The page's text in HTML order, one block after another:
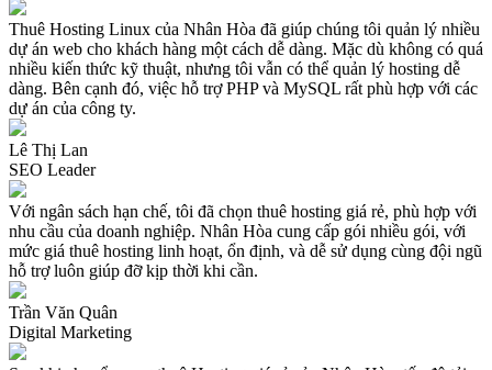
blog hoặc portfolio với giá hosting thấp nhưng vẫn đảm bảo tốc độ
tải nhanh và vận hành ổn định.
Doanh Nghiệp Nhỏ, Cửa Hàng Online:Phù hợp cho các doanh
nghiệp muốn giới thiệu sản phẩm, dịch vụ hoặc bán hàng trực tuyến
mà không cần đầu tư lớn vào cơ sở hạ tầng.
Website Phát Triển Lâu Dài:
nhưng có kế hoạch mở rộng trong tương lai. Hosting giá rẻ Nhân
Hòa hỗ trợ nâng cấp dễ dàng khi lưu lượng truy cập tăng.
Làm thế nào để chọn gói hosting giá rẻ phù hợp?
Để chọn được gói dịch vụ hosting giá rẻ phù hợp tại Nhân Hòa, bạn
cần cân nhắc các yếu tố sau:
Xác Định Mục Đích Website:Xác định rõ website của bạn phục
vụ mục đích gì (blog cá nhân, bán hàng online, giới thiệu doanh
nghiệp, hay website có lượng dữ liệu lớn) để chọn gói phù hợp.
Ưu Tiên Tốc Độ Và Bảo Mật:
hơn nhu cầu hiện tại để đảm bảo website hoạt động ổn định khi lưu
lượng truy cập tăng.
Linh Hoạt Nâng Cấp:
Thuê Hosting Linux của Nhân Hòa đã giúp chúng tôi quản lý nhiều
dự án web cho khách hàng một cách dễ dàng. Mặc dù không có quá
nhiều kiến thức kỹ thuật, nhưng tôi vẫn có thể quản lý hosting dễ
dàng. Bên cạnh đó, việc hỗ trợ PHP và MySQL rất phù hợp với các
dự án của công ty.
Lê Thị Lan
SEO Leader
Với ngân sách hạn chế, tôi đã chọn thuê hosting giá rẻ, phù hợp với
nhu cầu của doanh nghiệp. Nhân Hòa cung cấp gói nhiều gói, với
mức giá thuê hosting linh hoạt, ổn định, và dễ sử dụng cùng đội ngũ
hỗ trợ luôn giúp đỡ kịp thời khi cần.
Trần Văn Quân
Digital Marketing